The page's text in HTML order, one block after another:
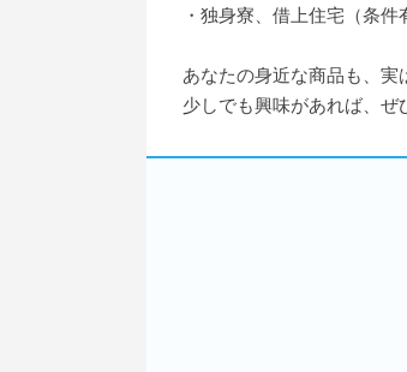
・独身寮、借上住宅（条件
あなたの身近な商品も、実
少しでも興味があれば、ぜ